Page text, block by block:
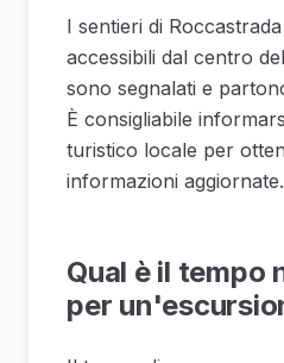
I sentieri di
accessibili dal centro
sono segnalati e
È consigliabile
turistico locale per
informazioni aggiornate.
Qual è il tempo
per